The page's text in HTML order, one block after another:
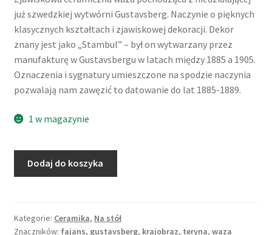
już szwedzkiej wytwórni Gustavsberg. Naczynie o pięknych
klasycznych kształtach i zjawiskowej dekoracji. Dekor
znany jest jako „Stambul” – był on wytwarzany przez
manufakturę w Gustavsbergu w latach między 1885 a 1905.
Oznaczenia i sygnatury umieszczone na spodzie naczynia
pozwalają nam zawęzić to datowanie do lat 1885-1889.
1 w magazynie
szwedzka,
motyw
Dodaj do koszyka
Kategorie: Ceramika, Na stół
Znaczników: fajans, gustavsberg, krajobraz, teryna, waza